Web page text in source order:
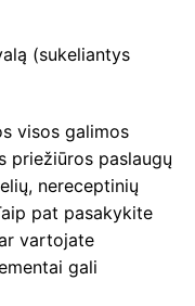
(sukeliantys
visos galimos
priežiūros paslaugų
nereceptinių
pat pasakykite
vartojate
gali